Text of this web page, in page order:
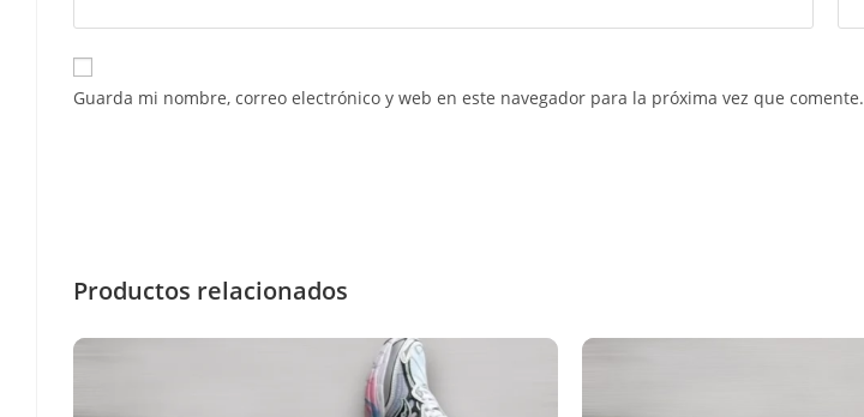
Guarda mi nombre, correo electrónico y web en este navegador para la próxima vez que comente.
Productos relacionados